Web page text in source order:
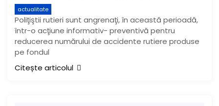
actualitate
Poliţiştii rutieri sunt angrenaţi, în această perioadă,
într-o acţiune informativ- preventivă pentru
reducerea numărului de accidente rutiere produse
pe fondul
Citește articolul